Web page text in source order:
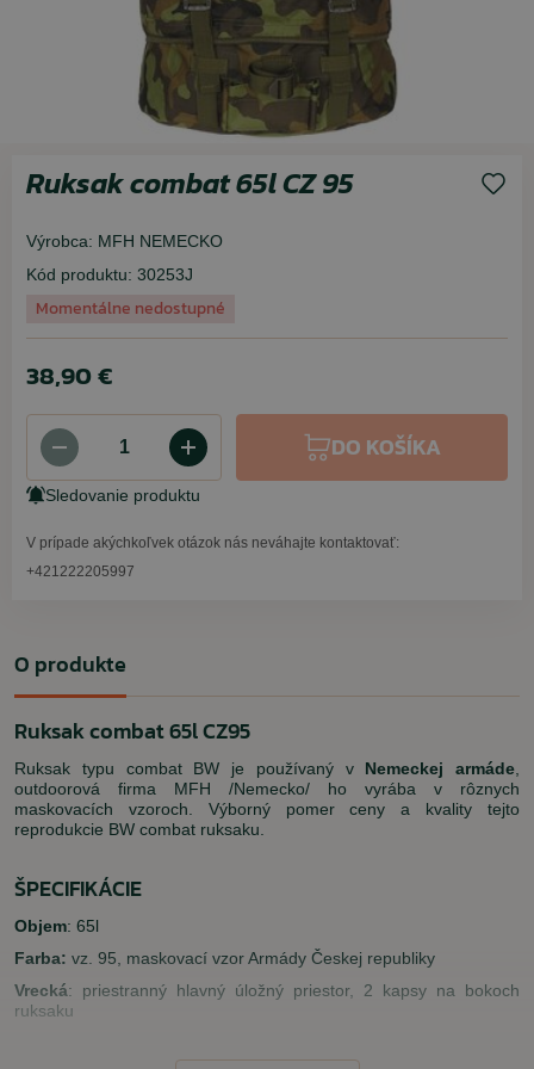
Ruksak combat 65l CZ 95
Výrobca: MFH NEMECKO
Kód produktu: 30253J
Momentálne nedostupné
38,90 €
DO KOŠÍKA
Sledovanie produktu
V prípade akýchkoľvek otázok nás neváhajte kontaktovať:
+421222205997
O produkte
Ruksak combat 65l CZ95
Ruksak typu combat BW je používaný v Nemeckej armáde
outdoorová firma MFH /Nemecko/ ho vyrába v rôznych
maskovacích vzoroch. Výborný pomer ceny a kvality tejto
reprodukcie BW combat ruksaku.
ŠPECIFIKÁCIE
Objem: 65l
Farba: vz. 95, maskovací vzor Armády Českej republiky
Vrecká: priestranný hlavný úložný priestor, 2 kapsy na bokoch
ruksaku